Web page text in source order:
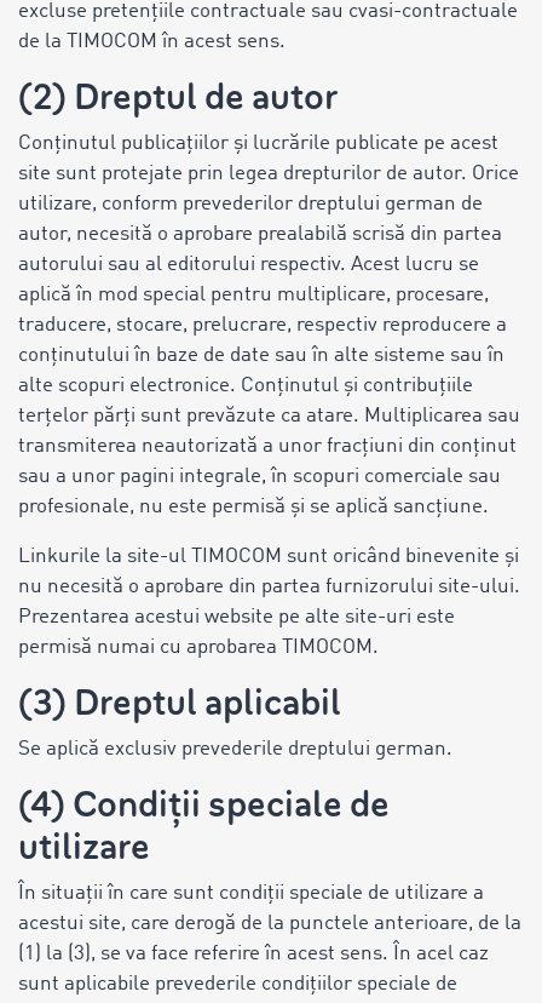
excluse pretențiile contractuale sau cvasi-contractuale
de la TIMOCOM în acest sens.
(2) Dreptul de autor
Conținutul publicațiilor și lucrările publicate pe acest
site sunt protejate prin legea drepturilor de autor. Orice
utilizare, conform prevederilor dreptului german de
autor, necesită o aprobare prealabilă scrisă din partea
autorului sau al editorului respectiv. Acest lucru se
aplică în mod special pentru multiplicare, procesare,
traducere, stocare, prelucrare, respectiv reproducere a
conținutului în baze de date sau în alte sisteme sau în
alte scopuri electronice. Conținutul și contribuțiile
terțelor părți sunt prevăzute ca atare. Multiplicarea sau
transmiterea neautorizată a unor fracțiuni din conținut
sau a unor pagini integrale, în scopuri comerciale sau
profesionale, nu este permisă și se aplică sancțiune.
Linkurile la site-ul TIMOCOM sunt oricând binevenite și
nu necesită o aprobare din partea furnizorului site-ului.
Prezentarea acestui website pe alte site-uri este
permisă numai cu aprobarea TIMOCOM.
(3) Dreptul aplicabil
Se aplică exclusiv prevederile dreptului german.
(4) Condiții speciale de
utilizare
În situații în care sunt condiții speciale de utilizare a
acestui site, care derogă de la punctele anterioare, de la
(1) la (3), se va face referire în acest sens. În acel caz
sunt aplicabile prevederile condițiilor speciale de